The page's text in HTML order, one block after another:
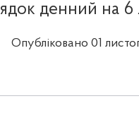
денний на 6
Опубліковано 01